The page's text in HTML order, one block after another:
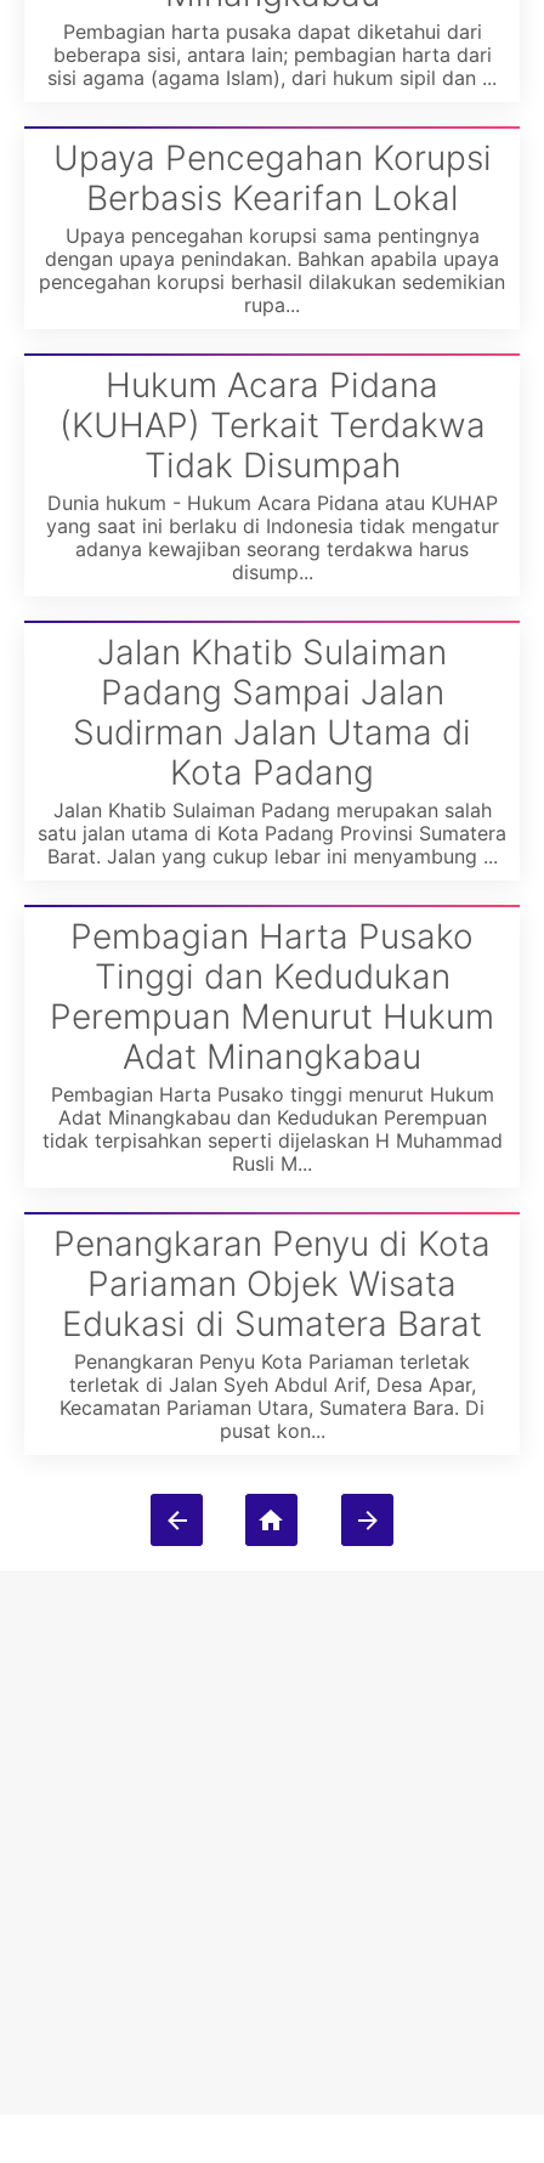
Pembagian harta pusaka dapat diketahui dari
beberapa sisi, antara lain; pembagian harta dari
sisi agama (agama Islam), dari hukum sipil dan ...
Upaya Pencegahan Korupsi
Berbasis Kearifan Lokal
Upaya pencegahan korupsi sama pentingnya
dengan upaya penindakan. Bahkan apabila upaya
pencegahan korupsi berhasil dilakukan sedemikian
rupa...
Hukum Acara Pidana
(KUHAP) Terkait Terdakwa
Tidak Disumpah
Dunia hukum - Hukum Acara Pidana atau KUHAP
yang saat ini berlaku di Indonesia tidak mengatur
adanya kewajiban seorang terdakwa harus
disump...
Jalan Khatib Sulaiman
Padang Sampai Jalan
Sudirman Jalan Utama di
Kota Padang
Jalan Khatib Sulaiman Padang merupakan salah
satu jalan utama di Kota Padang Provinsi Sumatera
Barat. Jalan yang cukup lebar ini menyambung ...
Pembagian Harta Pusako
Tinggi dan Kedudukan
Perempuan Menurut Hukum
Adat Minangkabau
Pembagian Harta Pusako tinggi menurut Hukum
Adat Minangkabau dan Kedudukan Perempuan
tidak terpisahkan seperti dijelaskan H Muhammad
Rusli M...
Penangkaran Penyu di Kota
Pariaman Objek Wisata
Edukasi di Sumatera Barat
Penangkaran Penyu Kota Pariaman terletak
terletak di Jalan Syeh Abdul Arif, Desa Apar,
Kecamatan Pariaman Utara, Sumatera Bara. Di
pusat kon...